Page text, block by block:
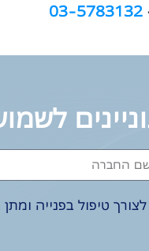
03-5783132
לצורך טיפול בפנייה